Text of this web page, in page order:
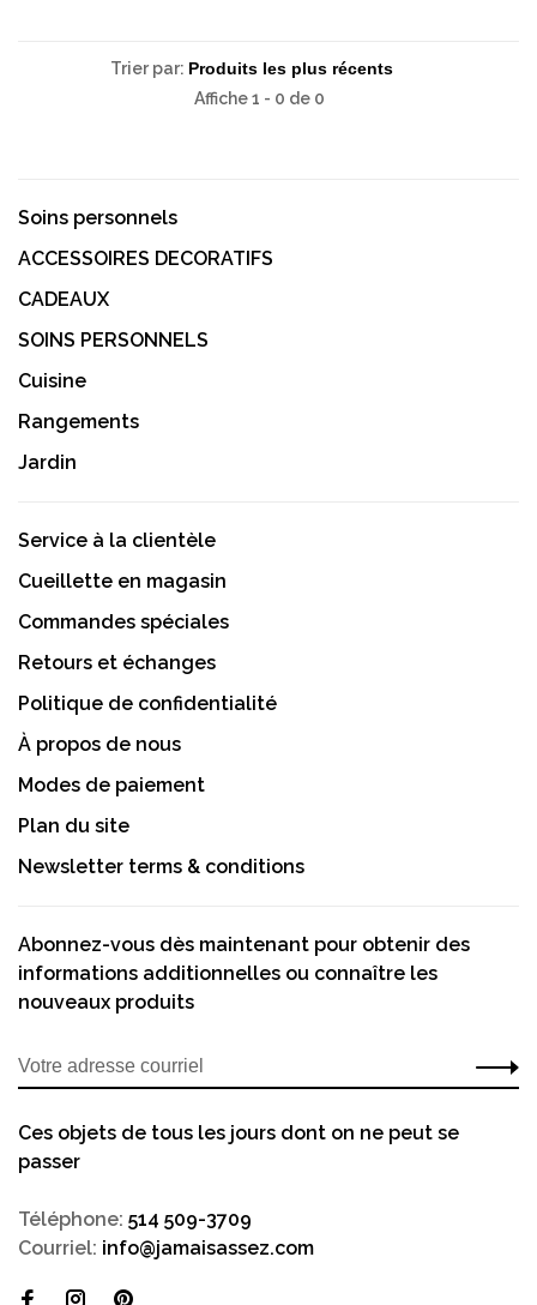
Trier par:
Affiche 1 - 0 de 0
Soins personnels
ACCESSOIRES DECORATIFS
CADEAUX
SOINS PERSONNELS
Cuisine
Rangements
Jardin
Service à la clientèle
Cueillette en magasin
Commandes spéciales
Retours et échanges
Politique de confidentialité
À propos de nous
Modes de paiement
Plan du site
Newsletter terms & conditions
Abonnez-vous dès maintenant pour obtenir des
informations additionnelles ou connaître les
nouveaux produits
Ces objets de tous les jours dont on ne peut se
passer
Téléphone: 514 509-3709
Courriel: info@jamaisassez.com